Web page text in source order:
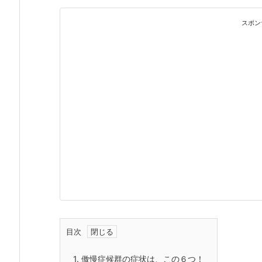
スポ
目次
1. 傲慢症候群の症状は、この６つ！